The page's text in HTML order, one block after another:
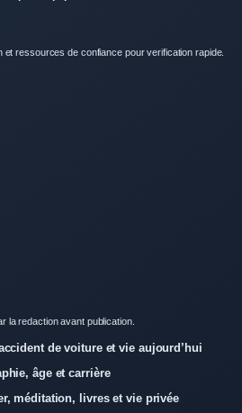
et ressources de confiance pour verification rapide.
la redaction avant publication.
de voiture et vie aujourd’hui
âge et carrière
méditation, livres et vie privée